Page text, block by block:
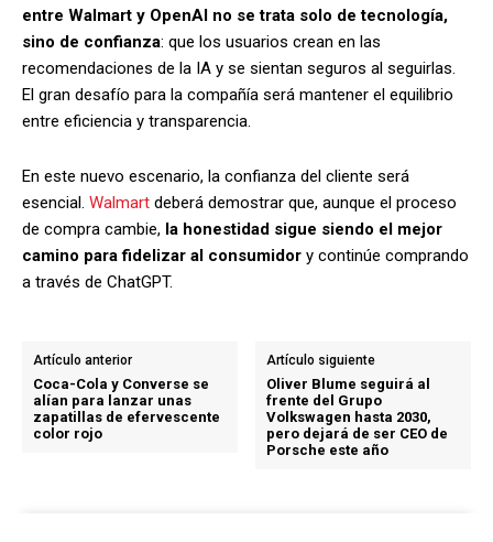
entre Walmart y OpenAI no se trata solo de tecnología,
sino de confianza: que los usuarios crean en las
recomendaciones de la IA y se sientan seguros al seguirlas.
El gran desafío para la compañía será mantener el equilibrio
entre eficiencia y transparencia.
En este nuevo escenario, la confianza del cliente será
esencial. Walmart deberá demostrar que, aunque el proceso
de compra cambie, la honestidad sigue siendo el mejor
camino para fidelizar al consumidor y continúe comprando
a través de ChatGPT.
Artículo anterior
Coca-Cola y Converse se
alían para lanzar unas
zapatillas de efervescente
color rojo
Artículo siguiente
Oliver Blume seguirá al
frente del Grupo
Volkswagen hasta 2030,
pero dejará de ser CEO de
Porsche este año